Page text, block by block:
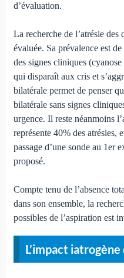
d’évaluation.
La recherche de l’atrésie des
évaluée. Sa prévalence est
des signes cliniques
qui disparaît aux cris et
bilatérale permet de penser
bilatérale sans signes
urgence. Il reste néanmoins
représente 40% des atrésies,
passage d’une sonde au 1er
proposé.
Compte tenu de l’absence
dans son ensemble, la
possibles de l’aspiration est
L’impact